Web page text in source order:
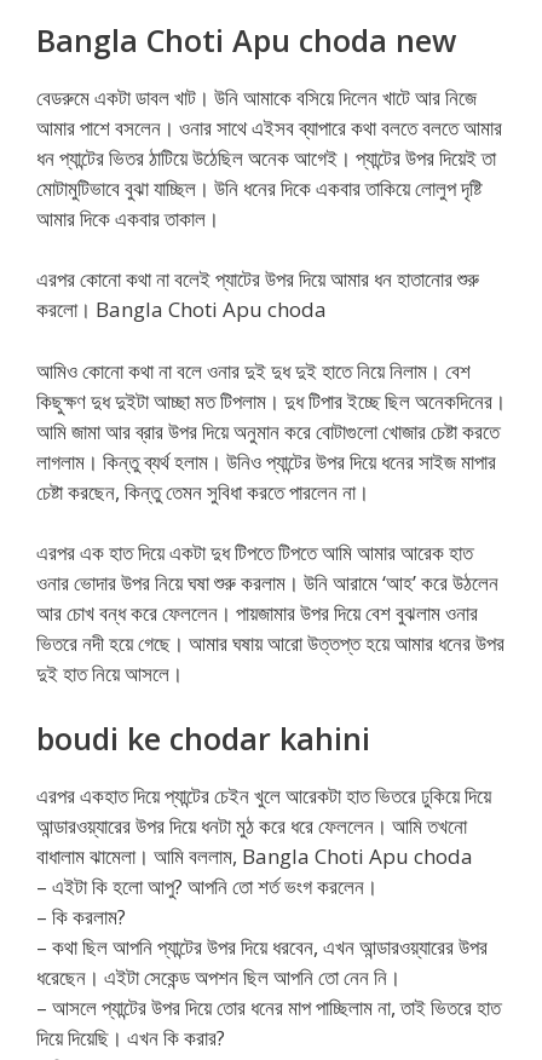
Bangla Choti Apu choda new
বেডরুমে একটা ডাবল খাট। উনি আমাকে বসিয়ে দিলেন খাটে আর নিজে
আমার পাশে বসলেন। ওনার সাথে এইসব ব্যাপারে কথা বলতে বলতে আমার
ধন প্যান্টের ভিতর ঠাটিয়ে উঠেছিল অনেক আগেই। প্যান্টের উপর দিয়েই তা
মোটামুটিভাবে বুঝা যাচ্ছিল। উনি ধনের দিকে একবার তাকিয়ে লোলুপ দৃষ্টি
আমার দিকে একবার তাকাল।
এরপর কোনো কথা না বলেই প্যাটের উপর দিয়ে আমার ধন হাতানোর শুরু
করলো। Bangla Choti Apu choda
আমিও কোনো কথা না বলে ওনার দুই দুধ দুই হাতে নিয়ে নিলাম। বেশ
কিছুক্ষণ দুধ দুইটা আচ্ছা মত টিপলাম। দুধ টিপার ইচ্ছে ছিল অনেকদিনের।
আমি জামা আর ব্রার উপর দিয়ে অনুমান করে বোটাগুলো খোজার চেষ্টা কর‍তে
লাগলাম। কিন্তু ব্যর্থ হলাম। উনিও প্যান্টের উপর দিয়ে ধনের সাইজ মাপার
চেষ্টা করছেন, কিন্তু তেমন সুবিধা করতে পারলেন না।
এরপর এক হাত দিয়ে একটা দুধ টিপতে টিপতে আমি আমার আরেক হাত
ওনার ভোদার উপর নিয়ে ঘষা শুরু করলাম। উনি আরামে ‘আহ’ করে উঠলেন
আর চোখ বন্ধ করে ফেললেন। পায়জামার উপর দিয়ে বেশ বুঝলাম ওনার
ভিতরে নদী হয়ে গেছে। আমার ঘষায় আরো উত্তপ্ত হয়ে আমার ধনের উপর
দুই হাত নিয়ে আসলে।
boudi ke chodar kahini
এরপর একহাত দিয়ে প্যান্টের চেইন খুলে আরেকটা হাত ভিতরে ঢুকিয়ে দিয়ে
আন্ডারওয়্যারের উপর দিয়ে ধনটা মুঠ করে ধরে ফেললেন। আমি তখনো
বাধালাম ঝামেলা। আমি বললাম, Bangla Choti Apu choda
– এইটা কি হলো আপু? আপনি তো শর্ত ভংগ করলেন।
– কি করলাম?
– কথা ছিল আপনি প্যান্টের উপর দিয়ে ধরবেন, এখন আন্ডারওয়্যারের উপর
ধরেছেন। এইটা সেকেন্ড অপশন ছিল আপনি তো নেন নি।
– আসলে প্যান্টের উপর দিয়ে তোর ধনের মাপ পাচ্ছিলাম না, তাই ভিতরে হাত
দিয়ে দিয়েছি। এখন কি করার?